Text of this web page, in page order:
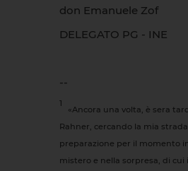
don Emanuele Zof
DELEGATO PG - INE
--
1
«Ancora una volta, è sera
Rahner, cercando la mia
preparazione per il momento
mistero e nella sorpresa, di